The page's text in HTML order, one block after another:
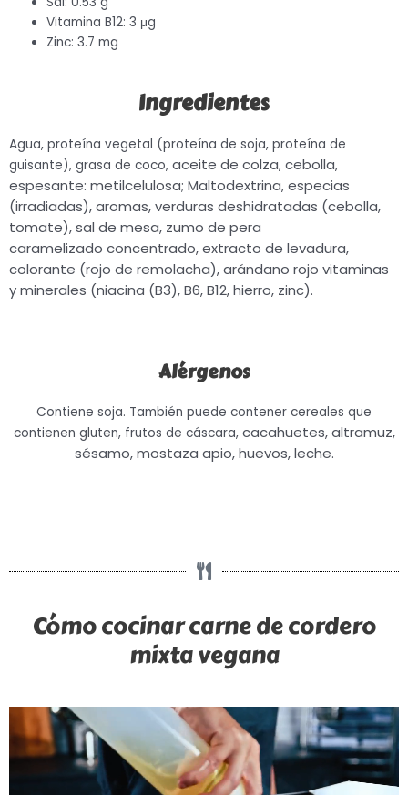
Vitamina B12: 3 μg
Zinc: 3.7 mg
Ingredientes
Agua, proteína vegetal (proteína de soja, proteína de
guisante), grasa de coco, aceite de colza, cebolla,
espesante: metilcelulosa; Maltodextrina, especias
(irradiadas), aromas, verduras deshidratadas (cebolla,
tomate), sal de mesa, zumo de pera
caramelizado concentrado, extracto de levadura,
colorante (rojo de remolacha), arándano rojo vitaminas
y minerales (niacina (B3), B6, B12, hierro, zinc).
Alérgenos
Contiene soja. También puede contener cereales que
contienen gluten, frutos de cáscara, cacahuetes, altramuz,
sésamo, mostaza apio, huevos, leche.
Cómo cocinar carne de cordero
mixta vegana